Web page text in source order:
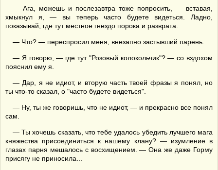
— Ага, можешь и послезавтра тоже попросить, — вставая,
хмыкнул я, — вы теперь часто будете видеться. Ладно,
показывай, где тут местное гнездо порока и разврата.
— Что? — переспросил меня, внезапно застывший парень.
— Я говорю, — где тут "Розовый колокольчик"? — со вздохом
пояснил ему я.
— Дар, я не идиот, и вторую часть твоей фразы я понял, но
ты что-то сказал, о "часто будете видеться".
— Ну, ты же говоришь, что не идиот, — и прекрасно все понял
сам.
— Ты хочешь сказать, что тебе удалось убедить лучшего мага
княжества присоединиться к нашему клану? — изумление в
глазах парня мешалось с восхищением. — Она же даже Горму
присягу не приносила...